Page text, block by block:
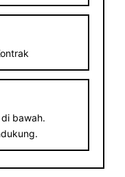
bawah.